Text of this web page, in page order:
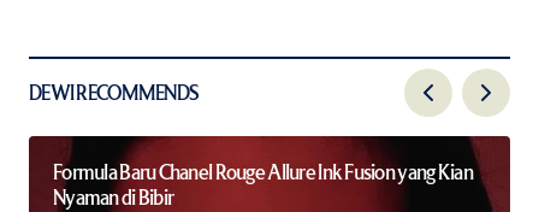
DEWI RECOMMENDS
Formula Baru Chanel Rouge Allure Ink Fusion yang Kian
Nyaman di Bibir